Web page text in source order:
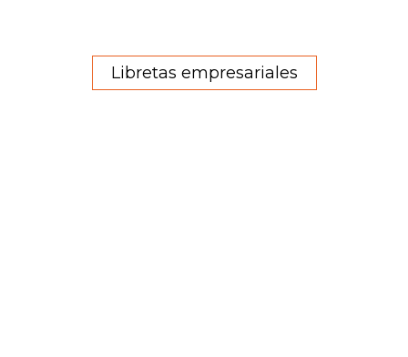
Libretas empresariales